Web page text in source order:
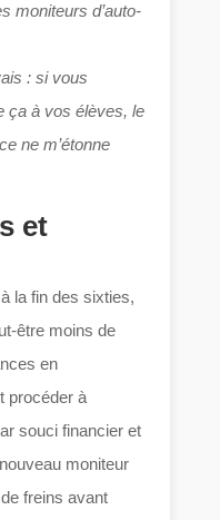
moniteurs d’auto-
: si vous
ça à vos élèves, le
ne m’étonne
et
la fin des sixties,
être moins de
en
procéder à
souci financier et
moniteur
freins avant